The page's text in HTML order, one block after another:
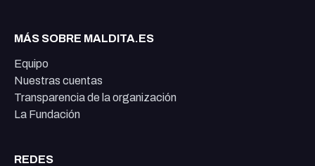
MÁS SOBRE MALDITA.ES
Equipo
Nuestras cuentas
Transparencia de la organización
La Fundación
REDES